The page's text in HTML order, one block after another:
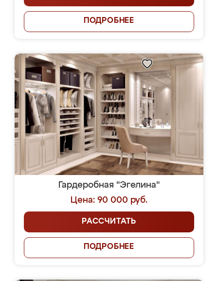
ПОДРОБНЕЕ
Гардеробная "Эгелина"
Цена: 90 000 руб.
РАССЧИТАТЬ
ПОДРОБНЕЕ